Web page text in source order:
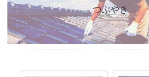
つぶやき